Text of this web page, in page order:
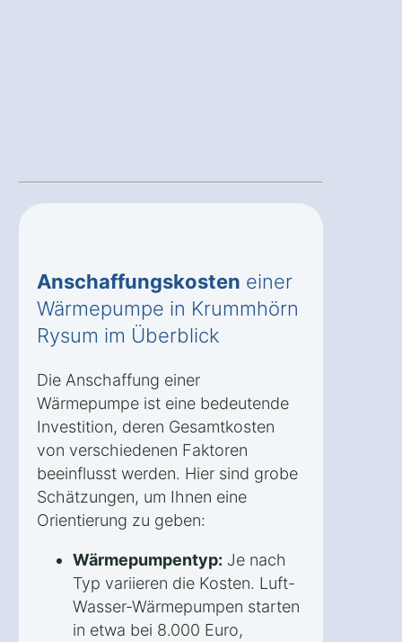
Anschaffungskosten einer
Wärmepumpe in Krummhörn
Rysum im Überblick
Die Anschaffung einer
Wärmepumpe ist eine bedeutende
Investition, deren Gesamtkosten
von verschiedenen Faktoren
beeinflusst werden. Hier sind grobe
Schätzungen, um Ihnen eine
Orientierung zu geben:
Wärmepumpentyp: Je nach
Typ variieren die Kosten. Luft-
Wasser-Wärmepumpen starten
in etwa bei 8.000 Euro,